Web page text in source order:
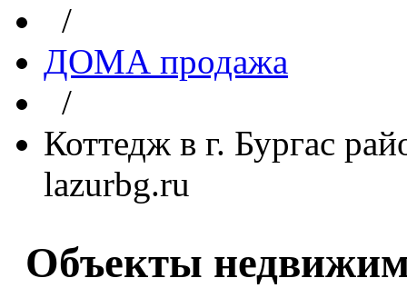
/
ДОМА продажа
/
Коттедж в г. Бургас
lazurbg.ru
Объекты